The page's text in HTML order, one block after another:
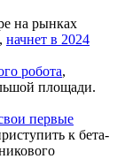
на рынках
начнет в 2024
робота,
площади.
первые
к бета-